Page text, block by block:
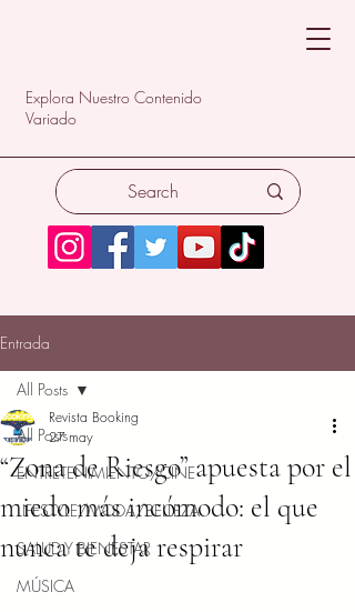
Explora Nuestro Contenido
Variado
Entrada
All Posts
ENTRETENIMIENTO/CINE
LIFESTYLE/MODA/BELLEZA
SALUD Y BIENESTAR
MÚSICA
All Posts
“Zona de Riesgo” apuesta por el
miedo más incómodo: el que
nunca te deja respirar
Revista Booking
27 may